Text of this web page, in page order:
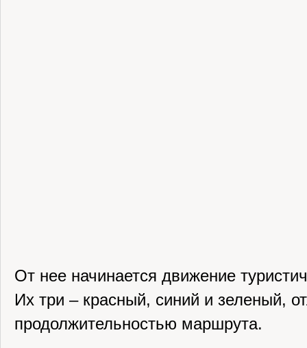
От нее начинается движение
Их три – красный, синий и зеленый,
продолжительностью маршрута.